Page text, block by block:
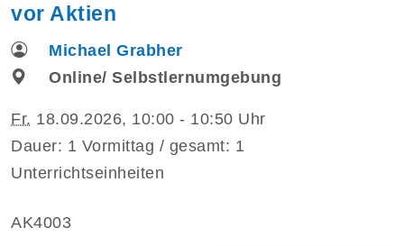
vor Aktien
Michael Grabher
Online/ Selbstlernumgebung
Fr. 18.09.2026, 10:00 - 10:50 Uhr
Dauer: 1 Vormittag / gesamt: 1
Unterrichtseinheiten
AK4003